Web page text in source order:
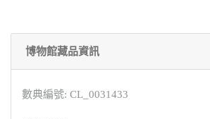
博物館藏品資訊
數典編號: CL_0031433